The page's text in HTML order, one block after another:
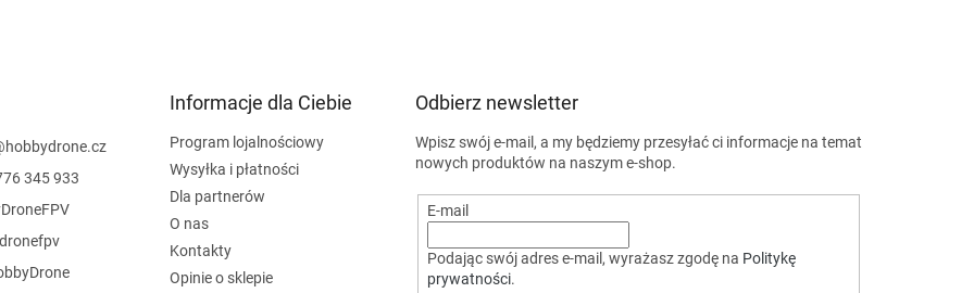
hobbydrone.cz
345 933
Informacje dla Ciebie
Program lojalnościowy
Wysyłka i płatności
Dla partnerów
O nas
Kontakty
Opinie o sklepie
Odbierz newsletter
Wpisz swój e-mail, a my będziemy przesyłać ci informacje na temat
nowych produktów na naszym e-shop.
E-mail
Podając swój adres e-mail, wyrażasz zgodę na Politykę
prywatności.